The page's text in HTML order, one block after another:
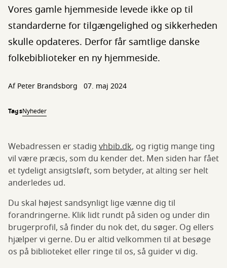
Vores gamle hjemmeside levede ikke op til
standarderne for tilgængelighed og sikkerheden
skulle opdateres. Derfor får samtlige danske
folkebiblioteker en ny hjemmeside.
AfPeter Brandsborg 07. maj 2024
TagsNyheder
Webadressen er stadig vhbib.dk, og rigtig mange ting
vil være præcis, som du kender det. Men siden har fået
et tydeligt ansigtsløft, som betyder, at alting ser helt
anderledes ud.
Du skal højest sandsynligt lige vænne dig til
forandringerne. Klik lidt rundt på siden og under din
brugerprofil, så finder du nok det, du søger. Og ellers
hjælper vi gerne. Du er altid velkommen til at besøge
os på biblioteket eller ringe til os, så guider vi dig.